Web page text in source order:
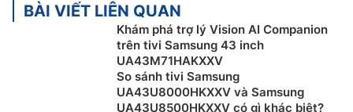
BÀI VIẾT LIÊN QUAN
Khám phá trợ lý Vision AI Companion
trên tivi Samsung 43 inch
UA43M71HAKXXV
So sánh tivi Samsung
UA43U8000HKXXV và Samsung
UA43U8500HKXXV có gì khác biệt?